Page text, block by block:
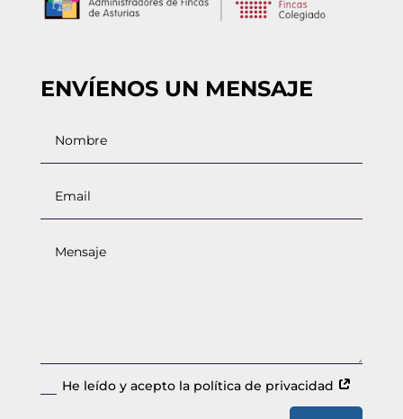
ENVÍENOS UN MENSAJE
He leído y acepto la política de privacidad